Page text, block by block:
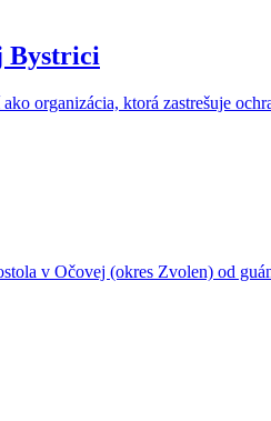
Bystrici
organizácia, ktorá zastrešuje
v Očovej (okres Zvolen) od